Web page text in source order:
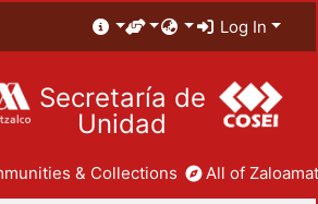
Log In
Secretaría de
Unidad
& Collections All of